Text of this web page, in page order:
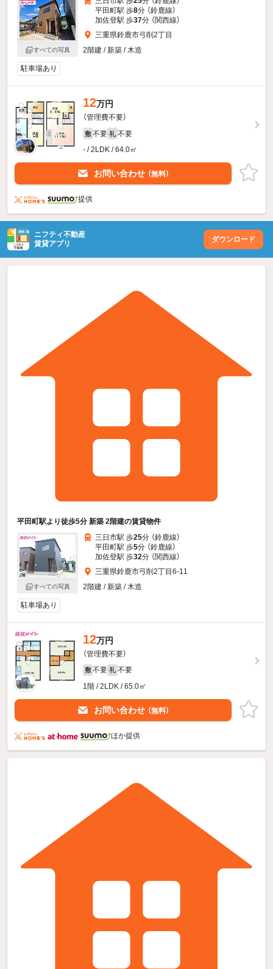
すべての写真
平田町駅 歩8分 （鈴鹿線）
加佐登駅 歩37分 （関西線）
三重県鈴鹿市弓削2丁目
2階建 / 新築 / 木造
駐車場あり
12万円
（管理費不要）
敷 不要 礼 不要
- / 2LDK / 64.0㎡
お問い合わせ （無料）
提供
ニフティ不動産
賃貸アプリ
ダウンロード
平田町駅より徒歩5分 新築 2階建の賃貸物件
すべての写真
三日市駅 歩25分 （鈴鹿線）
平田町駅 歩5分 （鈴鹿線）
加佐登駅 歩32分 （関西線）
三重県鈴鹿市弓削2丁目6-11
2階建 / 新築 / 木造
駐車場あり
12万円
（管理費不要）
敷 不要 礼 不要
1階 / 2LDK / 65.0㎡
お問い合わせ （無料）
ほか提供